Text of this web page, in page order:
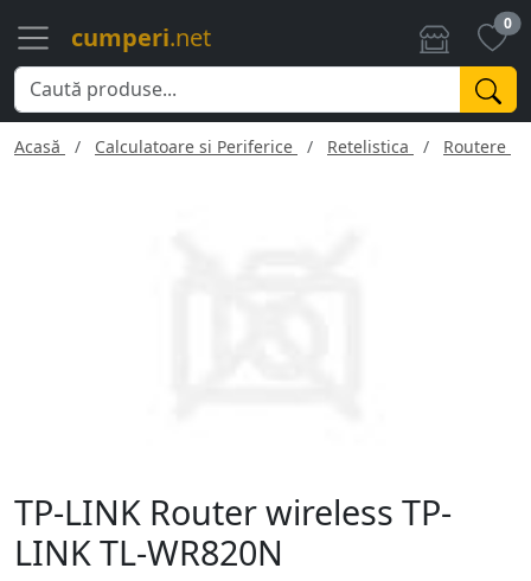
cumperi.net 0
Acasă Calculatoare si Periferice Retelistica Routere
TP-LINK Router wireless TP-
LINK TL-WR820N